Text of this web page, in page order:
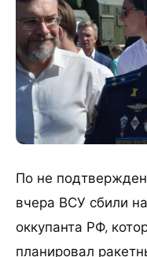
По не
вчера ВСУ сбили
оккупанта РФ,
планировал